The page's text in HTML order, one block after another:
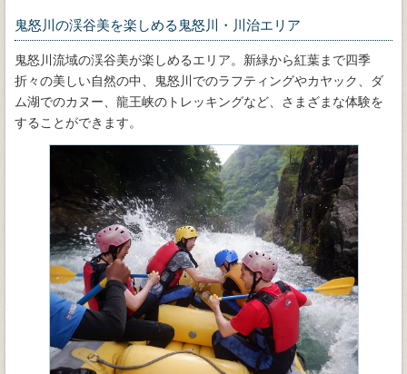
鬼怒川の渓谷美を楽しめる鬼怒川・川治エリア
鬼怒川流域の渓谷美が楽しめるエリア。新緑から紅葉まで四季
折々の美しい自然の中、鬼怒川でのラフティングやカヤック、ダ
ム湖でのカヌー、龍王峡のトレッキングなど、さまざまな体験を
することができます。